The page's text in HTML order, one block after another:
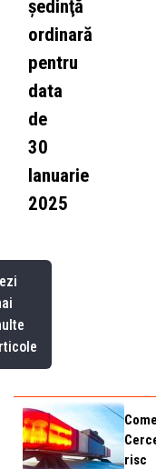
risc
şedinţă
ordinară
pentru
data
de
30
Ianuarie
2025